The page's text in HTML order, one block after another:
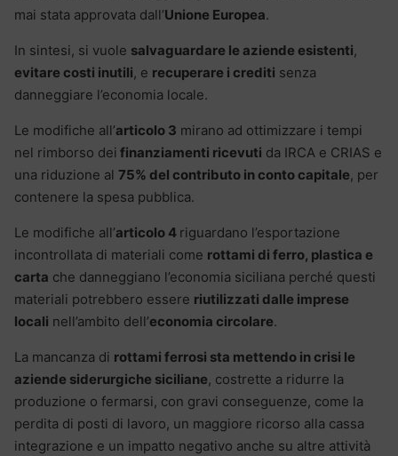
mai stata approvata dall’Unione Europea.
In sintesi, si vuole salvaguardare le aziende esistenti,
evitare costi inutili, e recuperare i crediti senza
danneggiare l’economia locale.
Le modifiche all’articolo 3 mirano ad ottimizzare i tempi
nel rimborso dei finanziamenti ricevuti da IRCA e CRIAS e
una riduzione al 75% del contributo in conto capitale, per
contenere la spesa pubblica.
Le modifiche all’articolo 4 riguardano l’esportazione
incontrollata di materiali come rottami di ferro, plastica e
carta che danneggiano l’economia siciliana perché questi
materiali potrebbero essere riutilizzati dalle imprese
locali nell’ambito dell’economia circolare.
La mancanza di rottami ferrosi sta mettendo in crisi le
aziende siderurgiche siciliane, costrette a ridurre la
produzione o fermarsi, con gravi conseguenze, come la
perdita di posti di lavoro, un maggiore ricorso alla cassa
integrazione e un impatto negativo anche su altre attività